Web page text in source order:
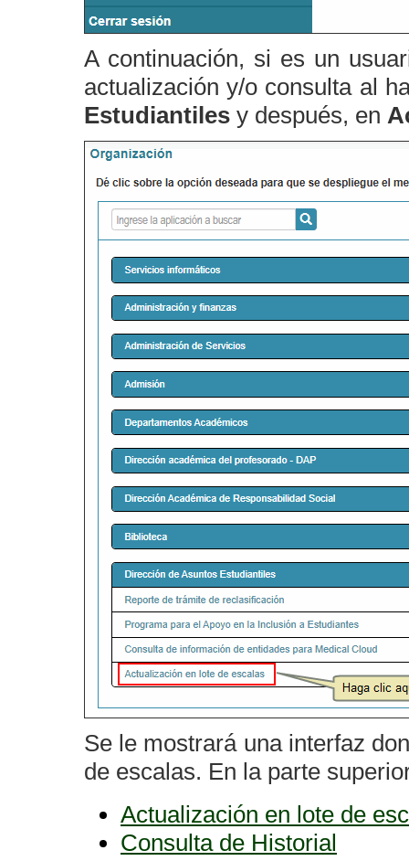
A continuación, si es un
actualización y/o consulta al
Estudiantiles y después, en
Se le mostrará una interfaz
de escalas. En la parte
Actualización en lote de
Consulta de Historial